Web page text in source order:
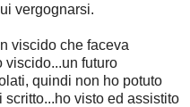
vergognarsi.
viscido che faceva
viscido...un futuro
quindi non ho potuto
scritto...ho visto ed assistito